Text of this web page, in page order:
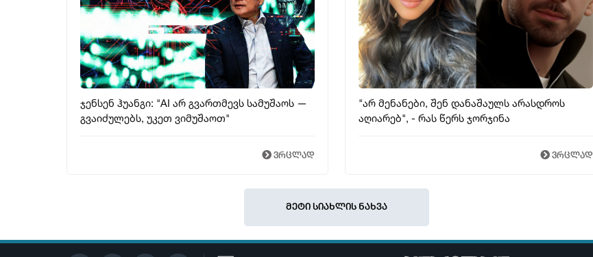
ჯენსენ ჰუანგი: "AI არ გვართმევს სამუშაოს —
გვაიძულებს, უკეთ ვიმუშაოთ"
ვრცლად
"არ მენანები, შენ დანაშაულს არასდროს
აღიარებ", - რას წერს ჯორჯინა
ვრცლად
მეტი სიახლის ნახვა